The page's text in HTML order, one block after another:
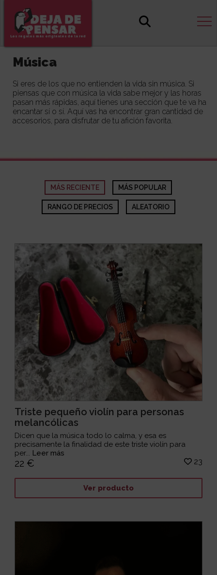
Los regalos más originales de la red
Música
Si eres de los que no entienden la vida sin música. Si
piensas que con música la vida sabe mejor y las horas
pasan más rápidas, aquí tienes una sección que te va ha
encantar sí o sí. Aquí vas ha encontrar gran cantidad de
accesorios, para disfrutar de tu afición favorita.
MÁS RECIENTE MÁS POPULAR
RANGO DE PRECIOS ALEATORIO
Triste pequeño violín para personas
melancólicas
Dicen que la música todo lo calma, y esa es
precisamente la finalidad de este triste violín para
per... Leer más
22 € 23
Ver producto